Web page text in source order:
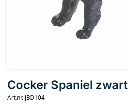
Cocker Spaniel zwart
Art.nr. JBD104